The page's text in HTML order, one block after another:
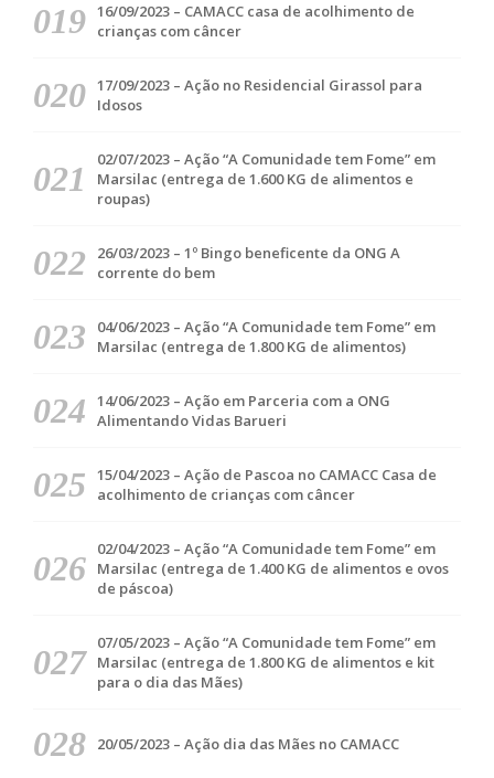
16/09/2023 – CAMACC casa de acolhimento de
crianças com câncer
17/09/2023 – Ação no Residencial Girassol para
Idosos
02/07/2023 – Ação “A Comunidade tem Fome” em
Marsilac (entrega de 1.600 KG de alimentos e
roupas)
26/03/2023 – 1º Bingo beneficente da ONG A
corrente do bem
04/06/2023 – Ação “A Comunidade tem Fome” em
Marsilac (entrega de 1.800 KG de alimentos)
14/06/2023 – Ação em Parceria com a ONG
Alimentando Vidas Barueri
15/04/2023 – Ação de Pascoa no CAMACC Casa de
acolhimento de crianças com câncer
02/04/2023 – Ação “A Comunidade tem Fome” em
Marsilac (entrega de 1.400 KG de alimentos e ovos
de páscoa)
07/05/2023 – Ação “A Comunidade tem Fome” em
Marsilac (entrega de 1.800 KG de alimentos e kit
para o dia das Mães)
20/05/2023 – Ação dia das Mães no CAMACC